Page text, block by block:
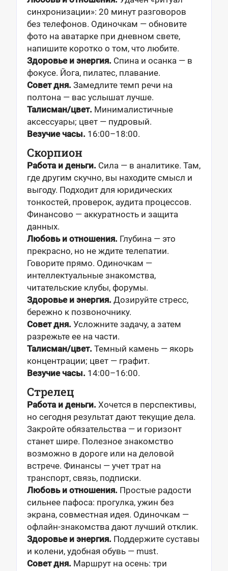
синхронизации»: 20 минут разговоров
без телефонов. Одиночкам — обновите
фото на аватарке при дневном свете,
напишите коротко о том, что любите.
Здоровье и энергия. Спина и осанка — в
фокусе. Йога, пилатес, плавание.
Совет дня. Замедлите темп речи на
полтона — вас услышат лучше.
Талисман/цвет. Минималистичные
аксессуары; цвет — пудровый.
Везучие часы. 16:00–18:00.
Скорпион
Работа и деньги. Сила — в аналитике. Там,
где другим скучно, вы находите смысл и
выгоду. Подходит для юридических
тонкостей, проверок, аудита процессов.
Финансово — аккуратность и защита
данных.
Любовь и отношения. Глубина — это
прекрасно, но не ждите телепатии.
Говорите прямо. Одиночкам —
интеллектуальные знакомства,
читательские клубы, форумы.
Здоровье и энергия. Дозируйте стресс,
бережно к позвоночнику.
Совет дня. Усложните задачу, а затем
разрежьте ее на части.
Талисман/цвет. Темный камень — якорь
концентрации; цвет — графит.
Везучие часы. 14:00–16:00.
Стрелец
Работа и деньги. Хочется в перспективы,
но сегодня результат дают текущие дела.
Закройте обязательства — и горизонт
станет шире. Полезное знакомство
возможно в дороге или на деловой
встрече. Финансы — учет трат на
транспорт, связь, подписки.
Любовь и отношения. Простые радости
сильнее пафоса: прогулка, ужин без
экрана, совместная идея. Одиночкам —
офлайн-знакомства дают лучший отклик.
Здоровье и энергия. Поддержите суставы
и колени, удобная обувь — must.
Совет дня. Маршрут на осень: три